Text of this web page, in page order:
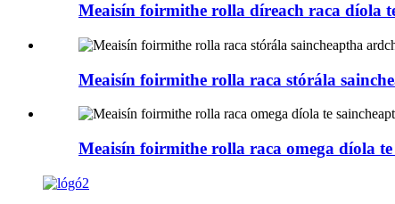
Meaisín foirmithe rolla díreach raca díola
Meaisín foirmithe rolla raca stórála
Meaisín foirmithe rolla raca omega díola